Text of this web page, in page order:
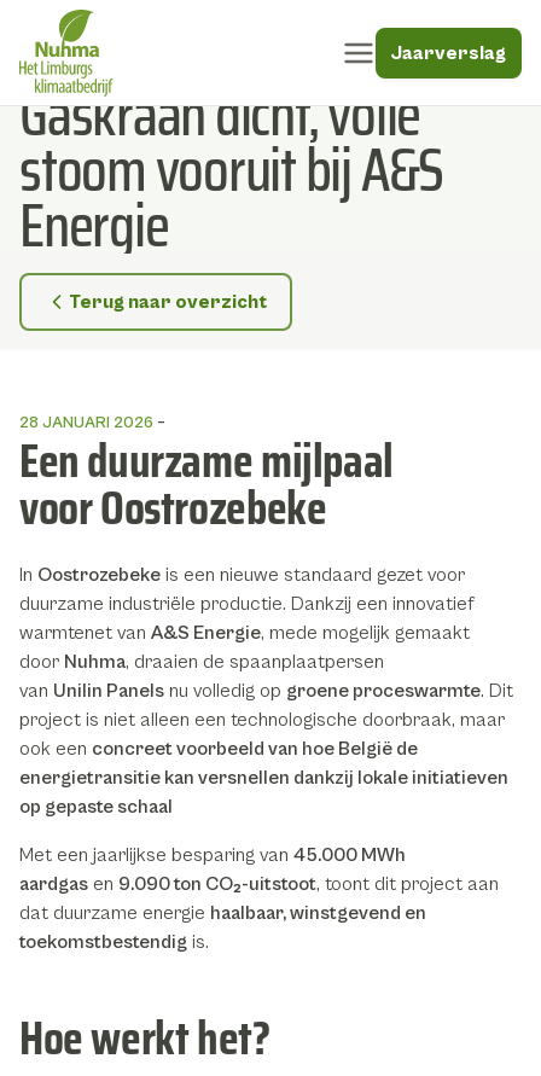
Direct naar inhoud Open menu
Jaarverslag
Gaskraan dicht, volle
stoom vooruit bij A&S
Energie
Terug naar overzicht
28 JANUARI 2026
Een duurzame mijlpaal
voor Oostrozebeke
In Oostrozebeke is een nieuwe standaard gezet voor
duurzame industriële productie. Dankzij een innovatief
warmtenet van A&S Energie, mede mogelijk gemaakt
door Nuhma, draaien de spaanplaatpersen
van Unilin Panels nu volledig op groene proceswarmte. Dit
project is niet alleen een technologische doorbraak, maar
ook een concreet voorbeeld van hoe België de
energietransitie kan versnellen dankzij lokale initiatieven
op gepaste schaal
Met een jaarlijkse besparing van 45.000 MWh
aardgas en 9.090 ton CO₂-uitstoot, toont dit project aan
dat duurzame energie haalbaar, winstgevend en
toekomstbestendig is.
Hoe werkt het?